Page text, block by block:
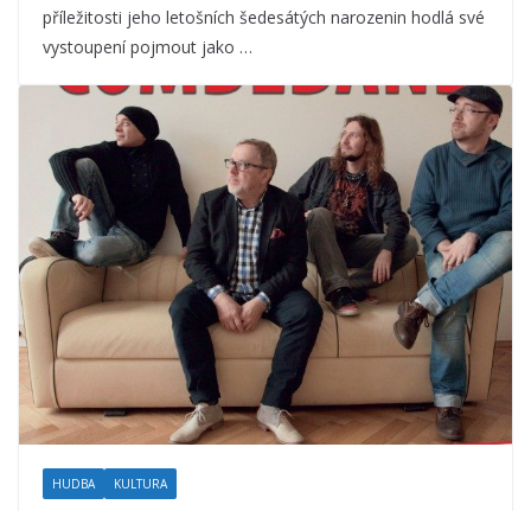
příležitosti jeho letošních šedesátých narozenin hodlá své
vystoupení pojmout jako …
HUDBA KULTURA